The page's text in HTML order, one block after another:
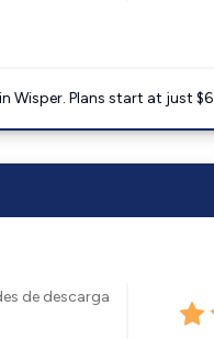
Wisper. Plans start at just
de descarga